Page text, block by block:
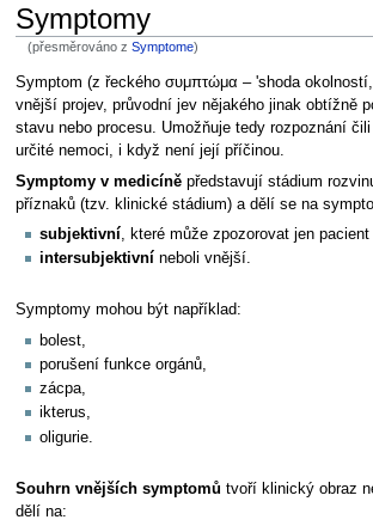
Symptomy
(přesměrováno zSymptome)
Skočit
na
navigaci
Skočit
na
vyhledávání
Symptom (z řeckého συμπτώμα – 'shoda
vnější projev, průvodní jev nějakého jinak obtížně
stavu nebo procesu. Umožňuje tedy rozpoznání
určité nemoci, i když není její příčinou.
Symptomy v medicíněpředstavují stádium
příznaků (tzv. klinické stádium) a dělí se na
subjektivní, které může zpozorovat jen
intersubjektivní neboli vnější.
Symptomy mohou být například:
bolest,
porušení funkce orgánů,
zácpa,
ikterus,
oligurie.
Souhrn vnějších symptomů tvoří klinický obraz
dělí na: